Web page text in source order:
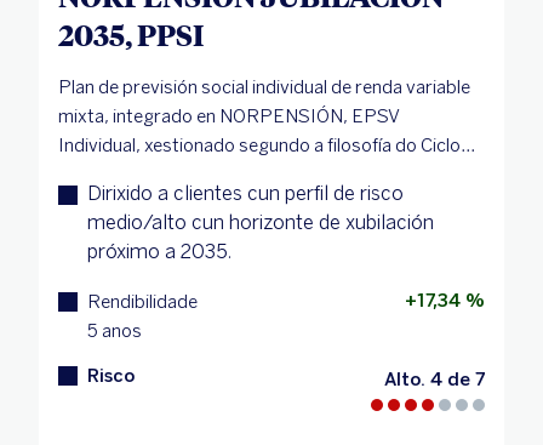
2035, PPSI
Plan de previsión social individual de renda variable
mixta, integrado en NORPENSIÓN, EPSV
Individual, xestionado segundo a filosofía do Ciclo...
Dirixido a clientes cun perfil de risco
medio/alto cun horizonte de xubilación
próximo a 2035.
Rendibilidade
5 anos
+17,34 %
Risco Alto. 4 de 7